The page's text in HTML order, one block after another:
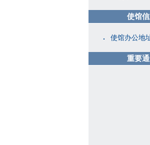
使馆
使馆办公地
重要